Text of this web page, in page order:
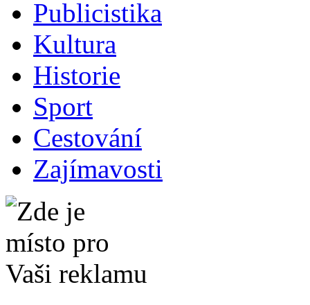
Publicistika
Kultura
Historie
Sport
Cestování
Zajímavosti